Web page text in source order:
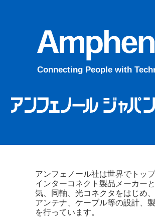
アンフェノール社は世界でトッ
インターコネクト製品メーカー
気、同軸、光コネクタをはじめ、
アンテナ、ケーブル等の設計、
を行っています。